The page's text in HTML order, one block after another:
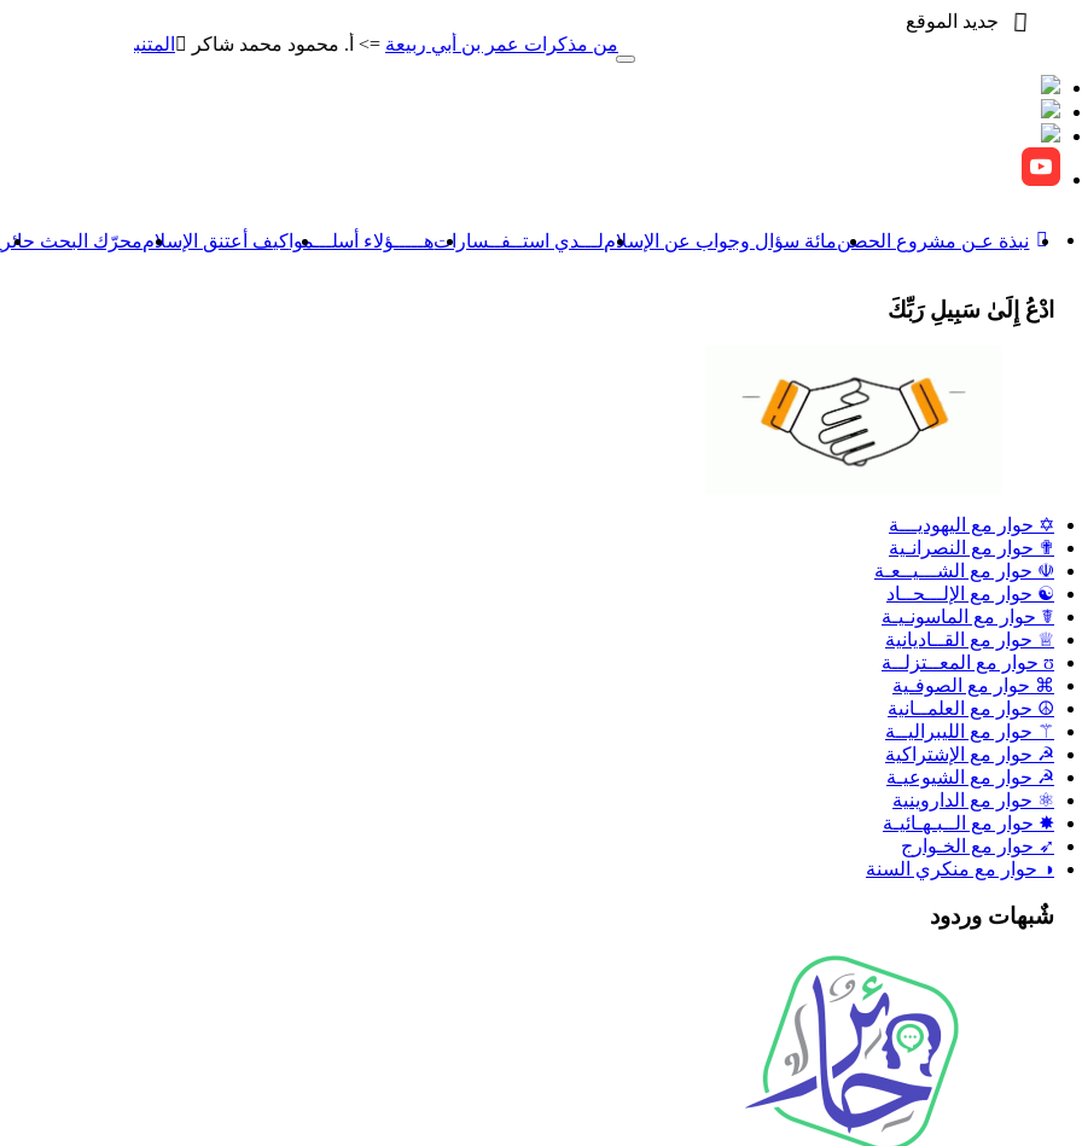
جديد الموقع
المتنبي => أ. محمود محمد من مذكرات عمر بن أبي ربيعة => أ. محمود محمد شاكر
Toggle
نبذة عـن مشروع الحصنمائة سؤال وجواب عن الإسلاملـــدي استــفــساراتهـــــؤلاء أسلـــموا كيف أعتنق الإسلاممحرّك البحث حائر
ادْعُ إِلَىٰ سَبِيلِ رَبِّكَ
✡ حوار مع اليهوديـــة
✟ حوار مع النصرانـية
☫ حوار مع الشـــيــعـة
☯ حوار مع الإلـــحــاد
☤ حوار مع الماسونـيـة
♕ حوار مع القــاديانية
ʊ حوار مع المعــتزلــة
⌘ حوار مع الصوفـية
☮ حوار مع العلمــانية
⚚ حوار مع الليبراليــة
☭ حوار مع الإشتراكية
☭ حوار مع الشيوعيـة
⚛ حوار مع الداروينية
✸ حوار مع الــبـهـائيـة
➶ حوار مع الخـوارج
◑ حوار مع منكري السنة
شٌبهات وردود